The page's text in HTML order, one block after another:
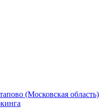
(Московская область)